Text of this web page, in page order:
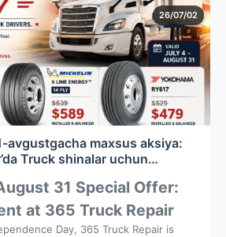
26/07/02
maxsus aksiya:
Truck shinalar uchun
31 Special Offer:
at 365 Truck Repair
Day, 365 Truck Repair is